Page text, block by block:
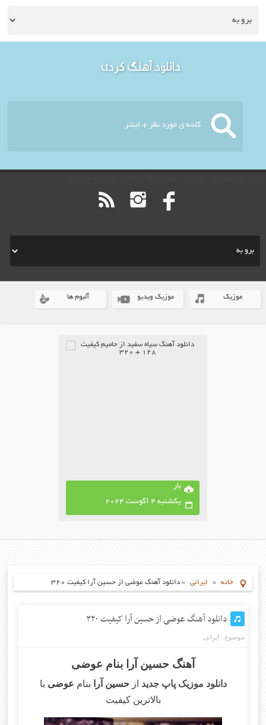
دانلود آهنگ کردی
موزیک موزیک ویدیو آلبوم ها
بار
یکشنبه 4 آگوست 2024
خانه » ایرانی »دانلود آهنگ عوضی از حسین آرا کیفیت ۳۲۰
دانلود آهنگ عوضی از حسین آرا کیفیت ۳۲۰
موضوع : ایرانی
آهنگ حسین آرا بنام عوضی
دانلود موزیک پاپ جدید ازحسین آرا بنام عوضی با
بالاترین کیفیت